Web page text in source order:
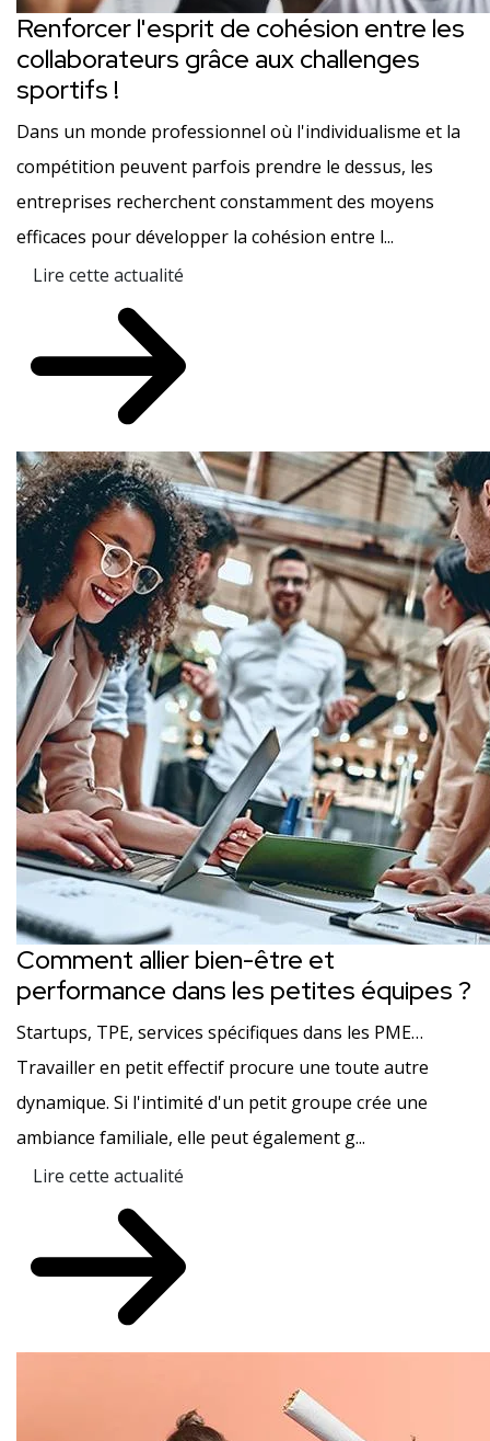
Renforcer l'esprit de cohésion entre les
collaborateurs grâce aux challenges
sportifs !
Dans un monde professionnel où l'individualisme et la
compétition peuvent parfois prendre le dessus, les
entreprises recherchent constamment des moyens
efficaces pour développer la cohésion entre l...
Lire cette actualité
Comment allier bien-être et
performance dans les petites équipes ?
Startups, TPE, services spécifiques dans les PME…
Travailler en petit effectif procure une toute autre
dynamique. Si l'intimité d'un petit groupe crée une
ambiance familiale, elle peut également g...
Lire cette actualité